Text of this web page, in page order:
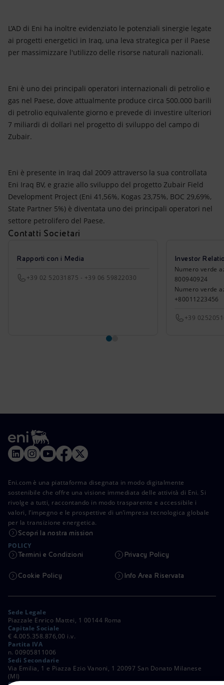
L’AD di Eni ha inoltre evidenziato le potenziali sinergie legate
ai progetti energetici in Iraq, una leva strategica per il Paese
per massimizzare l'utilizzo delle risorse naturali nazionali.
Eni è uno dei principali operatori internazionali di petrolio e
gas nel Paese, dove attualmente produce circa 500.000 barili
di petrolio equivalente giorno e prevede di investire ulteriori
7 miliardi di dollari nel progetto di sviluppo del campo di
Zubair.
Eni è presente in Iraq dal 2009 attraverso la sua controllata
Eni Iraq BV, e grazie allo sviluppo del progetto Zubair Field
Development Project (Eni 41,56%, Kogas 23,75%, BOC 29,69%,
State Partner 5%) è diventata uno dei principali operatori nel
settore petrolifero del Paese.
Contatti Societari
Rapporti con i Media
+39 02 52031875 - +39 06 59822030
Investor
Numero verde
800940924
Numero verde
+80011223456
+39
Eni.com è una piattaforma disegnata in modo digitalmente
sostenibile che offre una visione immediata delle attività di Eni. Si
rivolge a tutti, raccontando in modo trasparente e accessibile i
valori, l’impegno e le prospettive di un’impresa tecnologica globale
per la transizione energetica.
Scopri la nostra mission
POLICY
Termini e Condizioni Privacy Policy
Cookie Policy Info Area Riservata
Sede Legale
Piazzale Enrico Mattei, 1 00144 Roma
Capitale Sociale
€ 4.005.358.876,00 i.v.
Partita IVA
n. 00905811006
Sedi Secondarie
Via Emilia, 1 e Piazza Ezio Vanoni, 1 20097 San Donato Milanese
(MI)